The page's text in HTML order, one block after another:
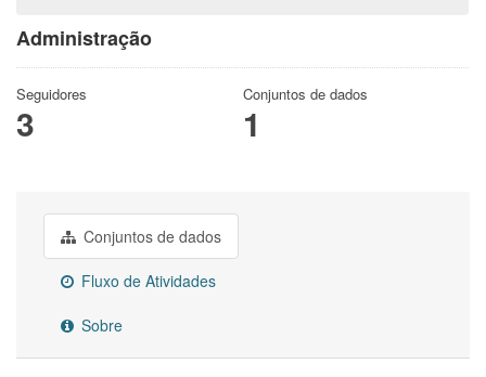
Administração
Seguidores
3
Conjuntos de dados
1
Conjuntos de dados
Fluxo de Atividades
Sobre